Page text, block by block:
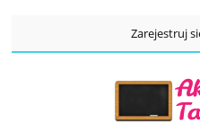
Zarejestruj